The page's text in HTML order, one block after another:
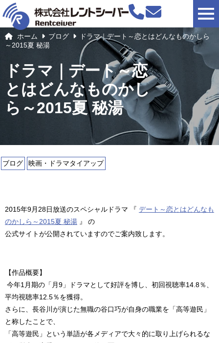
ホーム ブログ
ドラマ｜デート～恋とはどんなものかしら
～2015夏 秘湯
ドラマ｜デート～恋
とはどんなものかし
ら～2015夏 秘湯
ブログ 映画・ドラマタイアップ
2015年9月28日放送のスペシャルドラマ 『 デート～恋とはどんなも
のかしら～2015夏 秘湯 』 の
公式サイトが公開されていますのでご案内致します。
【作品概要】
今年1月期の「月9」ドラマとして好評を博し、初回視聴率14.8％、
平均視聴率12.5％を獲得。
さらに、長谷川が演じた無職の谷口巧が自身の職業を「高等遊民」
と称したことで、
「高等遊民」という単語が各メディアで大々的に取り上げられるな